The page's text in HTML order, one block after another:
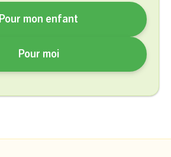
Pour mon enfant
Pour moi